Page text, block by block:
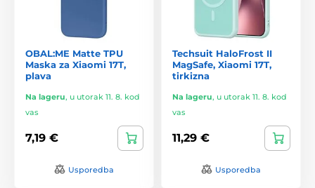
OBAL:ME Matte TPU
Maska za Xiaomi 17T,
plava
Na lageru, u utorak 11. 8. kod
vas
7,19 €
Usporedba
Techsuit HaloFrost II
MagSafe, Xiaomi 17T,
tirkizna
Na lageru, u utorak 11. 8. kod
vas
11,29 €
Usporedba